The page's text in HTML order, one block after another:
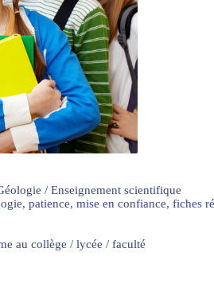
/ Enseignement scientifique
patience, mise en confiance, fiches
au collège / lycée / faculté